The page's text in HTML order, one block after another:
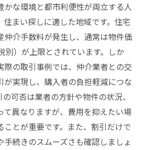
かな環境と都市利便性が両立する人
住まい探しに適した地域です。住宅
仲介手数料が発生し、通常は物件価
別）が上限とされています。しか
際の取引事例では、仲介業者との交
が実現し、購入者の負担軽減につな
可否は業者の方針や物件の状況、
て異なりますが、費用を抑えたい場
ことが重要です。また、割引だけで
手続きのスムーズさも確認しましょ